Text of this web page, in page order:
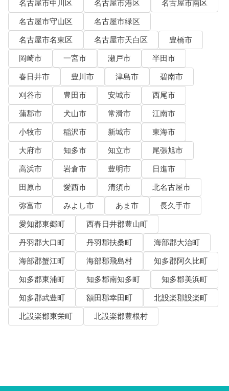
名古屋市中川区
名古屋市港区
名古屋市南区
名古屋市守山区
名古屋市緑区
名古屋市名東区
名古屋市天白区
豊橋市
岡崎市
一宮市 瀬戸市
半田市
春日井市
豊川市 津島市
碧南市
刈谷市
豊田市 安城市
西尾市
蒲郡市
犬山市 常滑市
江南市
小牧市
稲沢市 新城市
東海市
大府市
知多市 知立市
尾張旭市
高浜市
岩倉市 豊明市
日進市
田原市
愛西市 清須市
北名古屋市
弥富市
みよし市 あま市
長久手市
愛知郡東郷町
西春日井郡豊山町
丹羽郡大口町
丹羽郡扶桑町
海部郡大治町
海部郡蟹江町
海部郡飛島村
知多郡阿久比町
知多郡東浦町
知多郡南知多町
知多郡美浜町
知多郡武豊町
額田郡幸田町
北設楽郡設楽町
北設楽郡東栄町
北設楽郡豊根村